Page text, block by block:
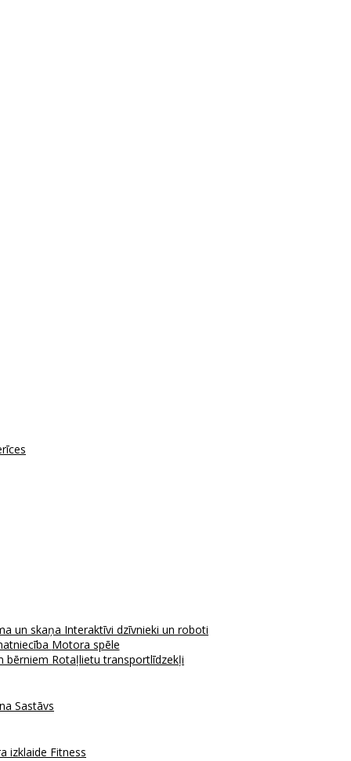
un skaņa Interaktīvi dzīvnieki un roboti
Motora spēle
bērniem Rotaļlietu transportlīdzekļi
Sastāvs
izklaide Fitness